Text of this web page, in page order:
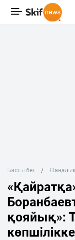
Басты бет
қояйық»: